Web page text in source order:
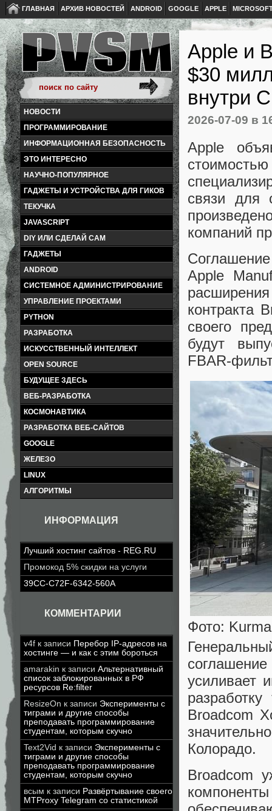
ГЛАВНАЯ АРХИВ НОВОСТЕЙ ANDROID GOOGLE APPLE
НОВОСТИ
ПРОГРАММИРОВАНИЕ
ИНФОРМАЦИОННАЯ БЕЗОПАСНОСТЬ
ЭТО ИНТЕРЕСНО
НАУЧНО-ПОПУЛЯРНОЕ
ГАДЖЕТЫ И УСТРОЙСТВА ДЛЯ ГИКОВ
ТЕКУЧКА
JAVASCRIPT
DIY ИЛИ СДЕЛАЙ САМ
ГАДЖЕТЫ
ANDROID
СИСТЕМНОЕ АДМИНИСТРИРОВАНИЕ
УПРАВЛЕНИЕ ПРОЕКТАМИ
PYTHON
РАЗРАБОТКА
ИСКУССТВЕННЫЙ ИНТЕЛЛЕКТ
OPEN SOURCE
БУДУЩЕЕ ЗДЕСЬ
ВЕБ-РАЗРАБОТКА
КОСМОНАВТИКА
РАЗРАБОТКА ВЕБ-САЙТОВ
GOOGLE
ЖЕЛЕЗО
LINUX
АЛГОРИТМЫ
ИНФОРМАЦИЯ
Лучший хостинг сайтов - REG.RU
Промокод 5% скидки на услуги
39CC-C72F-6342-560A
КОММЕНТАРИИ
v4f к записи Перебор IP-адресов на
хостинге — и как с этим бороться
amarakin к записи Альтернативный
список заблокированных в РФ
ресурсов Re:filter
ResizeOn к записи Эксперименты с
тиграми и другие способы
преподавать программирование
студентам, которым скучно
Text2Vid к записи Эксперименты с
тиграми и другие способы
преподавать программирование
студентам, которым скучно
всым к записи Развёртывание своего
MTProxy Telegram со статистикой
Apple и
$30
внутри
2026-07-09 в
Apple
связи для
компаний
Apple
контракта
своего
будут
FBAR-
Фото:
усиливает
Broadcom
Колорадо.
Broadcom